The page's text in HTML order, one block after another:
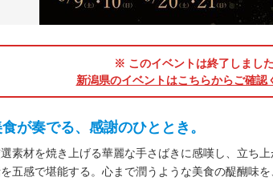
※ このイベントは終了しました
新潟県のイベントはこちらからご確認
が奏でる、感謝のひととき。
素材を焼き上げる華麗な手さばきに感嘆し、立ち
五感で堪能する。心まで潤うような美食の醍醐味